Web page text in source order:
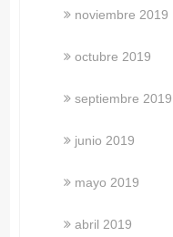
noviembre 2019
octubre 2019
septiembre 2019
junio 2019
mayo 2019
abril 2019